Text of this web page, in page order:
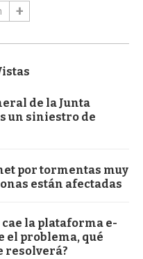
de la Junta
un siniestro de
por tormentas muy
están afectadas
cae la plataforma e-
el problema, qué
resolverá?